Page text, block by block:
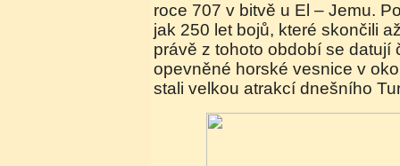
roce 707 v bitvě u El – Jemu.
jak 250 let bojů, které skončili
právě z tohoto období se datují
opevněné horské vesnice v
stali velkou atrakcí dnešního